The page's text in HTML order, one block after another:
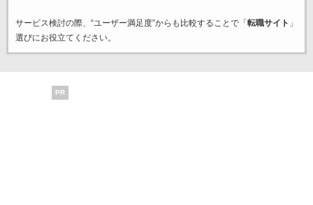
サービス検討の際、“ユーザー満足度”からも比較することで「 転職サイト 」
選びにお役立てください。
PR